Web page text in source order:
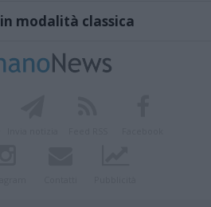
modalità classica